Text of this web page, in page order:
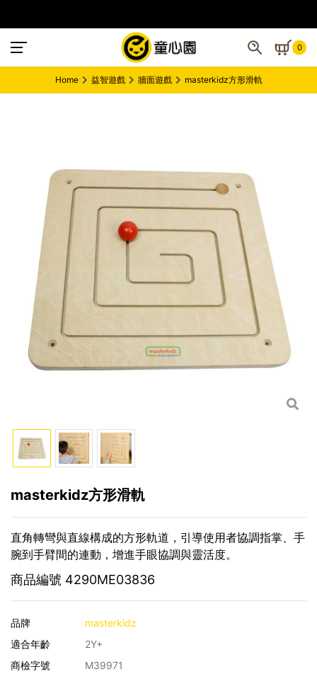
0
Home 益智遊戲 牆面遊戲 masterkidz方形滑軌
masterkidz方形滑軌
直角轉彎與直線構成的方形軌道，引導使用者協調指掌、手
腕到手臂間的連動，增進手眼協調與靈活度。
商品編號 4290ME03836
品牌
masterkidz
適合年齡
2Y+
商檢字號
M39971